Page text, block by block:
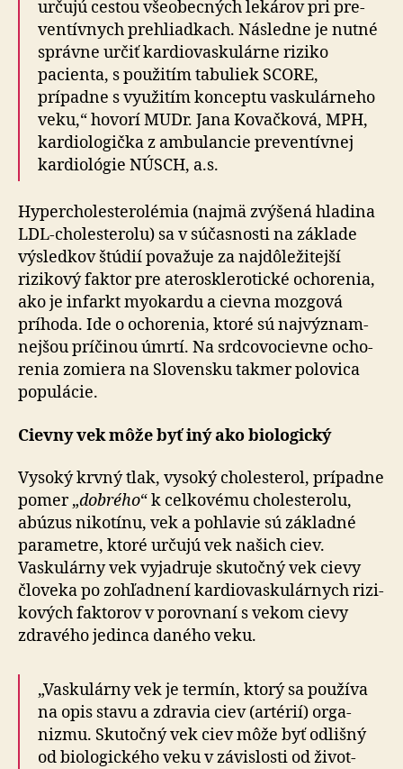
určujú cestou vše­o­bec­ných lekárov pri pre­
ven­tív­nych prehliadkach. Následne je nutné
správne určiť kar­dio­vas­ku­lár­ne riziko
pacienta, s pou­žitím tabuliek SCORE,
prípadne s vyu­žitím konceptu vas­ku­lár­neho
veku,“ hovorí MUDr. Jana Kovačková, MPH,
kardio­lo­gička z ambu­lancie pre­ven­tívnej
kar­dio­lógie NÚSCH, a.s.
Hypercholesterolémia (najmä zvýšená hladina
LDL-cholesterolu) sa v sú­čas­nosti na základe
výsledkov štúdií považuje za naj­dô­le­ži­tejší
rizikový faktor pre ate­ro­skle­ro­tické ocho­renia,
ako je infarkt myo­kardu a cievna mozgová
príhoda. Ide o ocho­renia, ktoré sú naj­význam­
nejšou príčinou úmrtí. Na srdco­vo­cievne ocho­
renia zomiera na Slo­ven­sku takmer polo­vica
populácie.
Cievny vek môže byť iný ako biologický
Vysoký krvný tlak, vysoký cholesterol, prípadne
pomer „dobrého“ k cel­ko­vému cholesterolu,
abúzus nikotínu, vek a pohlavie sú základné
para­metre, ktoré určujú vek našich ciev.
Vaskulárny vek vyjadruje sku­točný vek cievy
človeka po zo­hľad­není kar­dio­vas­ku­lár­nych rizi­
kových faktorov v po­rov­naní s vekom cievy
zdravého jedinca daného veku.
„Vaskulárny vek je termín, ktorý sa používa
na opis stavu a zdravia ciev (artérií) orga­
nizmu. Sku­točný vek ciev môže byť odlišný
od bio­lo­gic­kého veku v zá­vis­losti od ži­vot­